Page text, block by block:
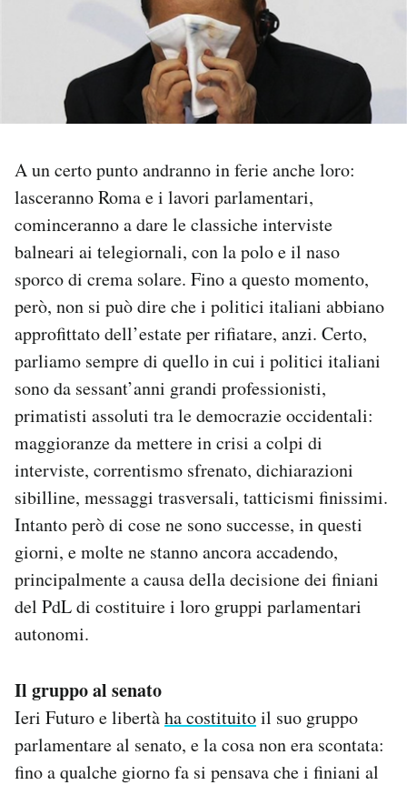
PODCAST
I MIEI PREFERITI
SHOP
CALENDARIO
AREA PERSONALE
Area Personale
Regala il Post
Hai bisogno di aiuto?
Esci
A un certo punto andranno in ferie anche loro:
lasceranno Roma e i lavori parlamentari,
cominceranno a dare le classiche interviste
balneari ai telegiornali, con la polo e il naso
sporco di crema solare. Fino a questo momento,
però, non si può dire che i politici italiani abbiano
approfittato dell’estate per rifiatare, anzi. Certo,
parliamo sempre di quello in cui i politici italiani
sono da sessant’anni grandi professionisti,
primatisti assoluti tra le democrazie occidentali:
maggioranze da mettere in crisi a colpi di
interviste, correntismo sfrenato, dichiarazioni
sibilline, messaggi trasversali, tatticismi finissimi.
Intanto però di cose ne sono successe, in questi
giorni, e molte ne stanno ancora accadendo,
principalmente a causa della decisione dei finiani
del PdL di costituire i loro gruppi parlamentari
autonomi.
Il gruppo al senato
Ieri Futuro e libertàha costituitoil suo gruppo
parlamentare al senato, e la cosa non era scontata:
fino a qualche giorno fa si pensava che i finiani al